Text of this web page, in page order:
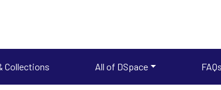
Collections All of DSpace FAQs